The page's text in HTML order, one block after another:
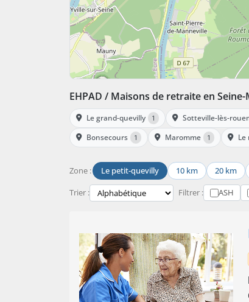
EHPAD / Maisons de retraite en
Le grand-quevilly 1 Sotteville-lès-
Bonsecours 1 Maromme 1 Le
Zone : Le petit-quevilly 10 km 20 km
Trier : Filtrer : ASH